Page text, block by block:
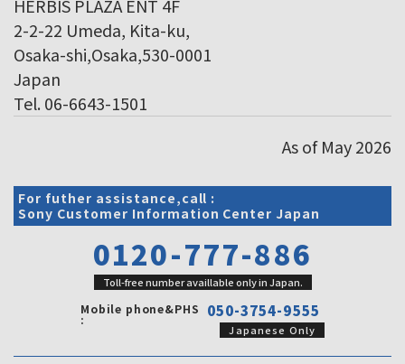
HERBIS PLAZA ENT 4F
2-2-22 Umeda, Kita-ku,
Osaka-shi,Osaka,530-0001
Japan
Tel. 06-6643-1501
As of May 2026
For futher assistance,call :
Sony Customer Information Center Japan
0120-777-886
Toll-free number availlable only in Japan.
Mobile phone&PHS
: 050-3754-9555
Japanese Only